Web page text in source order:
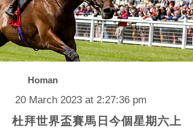
Homan
20 March 2023 at 2:27:36 pm
杜拜世界盃賽馬日今個星期六上